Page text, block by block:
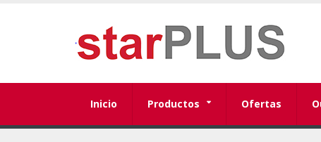
Inicio Productos Ofertas